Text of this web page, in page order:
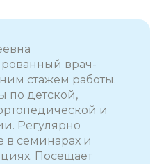
врач-
стажем работы.
по детской,
и
Регулярно
в семинарах и
Посещает